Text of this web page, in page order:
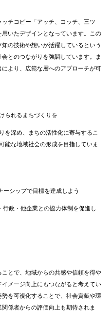
チコピー「アッチ、コッチ、三ツ
いたデザインとなっています。この
の技術や想いが活躍しているという
とのつながりを強調しています。ま
より、広範な層へのアプローチが可
られるまちづくりを
を深め、まちの活性化に寄与するこ
能な地域社会の形成を目指していま
ーシップで目標を達成しよう
行政・他企業との協力体制を促進し
とで、地域からの共感や信頼を得や
メージ向上にもつながると考えてい
を可視化することで、社会貢献や環
係者からの評価向上も期待されま